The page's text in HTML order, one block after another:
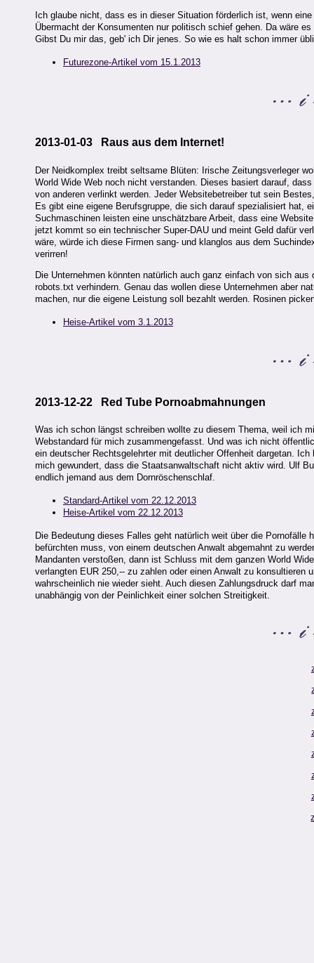
Ich glaube nicht, dass es in dieser Situation förderlich ist, wenn
Übermacht der Konsumenten nur politisch schief gehen. Da wäre
Gibst Du mir das, geb' ich Dir jenes. So wie es halt schon immer
Futurezone-Artikel vom 15.1.2013
2013-01-03 Raus aus dem Internet!
Der Neidkomplex treibt seltsame Blüten: Irische Zeitungsverleger
World Wide Web noch nicht verstanden. Dieses basiert darauf,
von anderen verlinkt werden. Jeder Websitebetreiber tut sein
Es gibt eine eigene Berufsgruppe, die sich darauf spezialisiert hat,
Suchmaschinen leisten eine unschätzbare Arbeit, dass eine
jetzt kommt so ein technischer Super-DAU und meint Geld dafür
wäre, würde ich diese Firmen sang- und klanglos aus dem
verirren!
Die Unternehmen könnten natürlich auch ganz einfach von sich
robots.txt verhindern. Genau das wollen diese Unternehmen aber
machen, nur die eigene Leistung soll bezahlt werden. Rosinen
Heise-Artikel vom 3.1.2013
2013-12-22 Red Tube Pornoabmahnungen
Was ich schon längst schreiben wollte zu diesem Thema, weil ich
Webstandard für mich zusammengefasst. Und was ich nicht
ein deutscher Rechtsgelehrter mit deutlicher Offenheit dargetan.
mich gewundert, dass die Staatsanwaltschaft nicht aktiv wird. Ulf
endlich jemand aus dem Dornröschenschlaf.
Standard-Artikel vom 22.12.2013
Heise-Artikel vom 22.12.2013
Die Bedeutung dieses Falles geht natürlich weit über die
befürchten muss, von einem deutschen Anwalt abgemahnt zu
Mandanten verstoßen, dann ist Schluss mit dem ganzen World
verlangten EUR 250,-- zu zahlen oder einen Anwalt zu
wahrscheinlich nie wieder sieht. Auch diesen Zahlungsdruck darf
unabhängig von der Peinlichkeit einer solchen Streitigkeit.